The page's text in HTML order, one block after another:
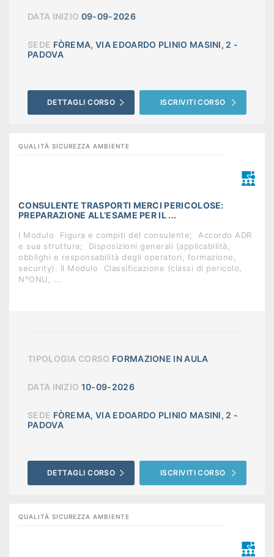
DATA INIZIO 09-09-2026
SEDE FÒREMA, VIA EDOARDO PLINIO MASINI, 2 -
PADOVA
DETTAGLI CORSO ISCRIVITI CORSO
QUALITÀ SICUREZZA AMBIENTE
CONSULENTE TRASPORTI MERCI PERICOLOSE:
PREPARAZIONE ALL’ESAME PER IL ...
I Modulo  Figura e compiti del consulente;  Accordo ADR
e sua struttura;  Disposizioni generali (applicabilità,
obblighi e responsabilità degli operatori, formazione,
security). II Modulo  Classificazione (classi di pericolo,
N°ONU, ...
TIPOLOGIA CORSO FORMAZIONE IN AULA
DATA INIZIO 10-09-2026
SEDE FÒREMA, VIA EDOARDO PLINIO MASINI, 2 -
PADOVA
DETTAGLI CORSO ISCRIVITI CORSO
QUALITÀ SICUREZZA AMBIENTE